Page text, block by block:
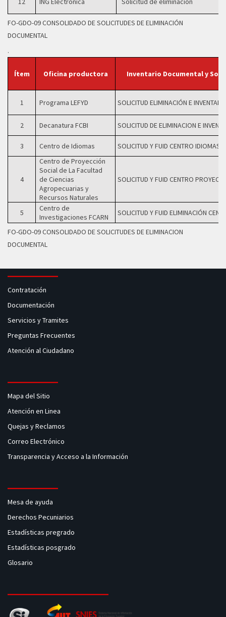
FO-GDO-09 CONSOLIDADO DE SOLICITUDES DE ELIMINACIÓN
DOCUMENTAL
.
Ítem Oficina productora Inventario Documental y
1 Programa LEFYD SOLICITUD ELIMINACIÓN E
2 Decanatura FCBI SOLICITUD DE ELIMINACION E
3 Centro de Idiomas SOLICITUD Y FUID CENTRO IDIOMAS
4
Centro de Proyección
Social de La Facultad
de Ciencias
Agropecuarias y
Recursos Naturales
SOLICITUD Y FUID CENTRO PROYEC
5
Centro de
Investigaciones FCARN
SOLICITUD Y FUID ELIMINACIÓN
FO-GDO-09 CONSOLIDADO DE SOLICITUDES DE ELIMINACION
DOCUMENTAL
Contratación
Documentación
Servicios y Tramites
Preguntas Frecuentes
Atención al Ciudadano
Mapa del Sitio
Atención en Linea
Quejas y Reclamos
Correo Electrónico
Transparencia y Acceso a la Información
Mesa de ayuda
Derechos Pecuniarios
Estadísticas pregrado
Estadísticas posgrado
Glosario